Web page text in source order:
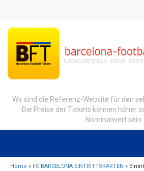
Wir sind die Referenz-Website für den
Die Preise der Tickets können höher
Nominalwert sein.
Home » FC BARCELONA EINTRITTSKARTEN »